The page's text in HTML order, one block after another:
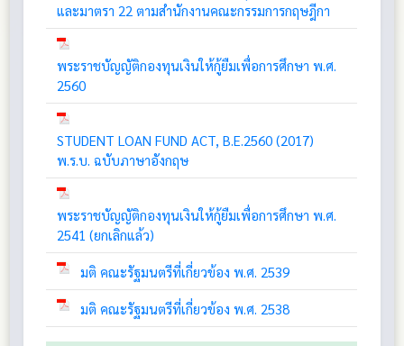
และมาตรา 22 ตามสำนักงานคณะกรรมการกฤษฎีกา
พระราชบัญญัติกองทุนเงินให้กู้ยืมเพื่อการศึกษา พ.ศ.
2560
STUDENT LOAN FUND ACT, B.E.2560 (2017)
พ.ร.บ. ฉบับภาษาอังกฤษ
พระราชบัญญัติกองทุนเงินให้กู้ยืมเพื่อการศึกษา พ.ศ.
2541 (ยกเลิกแล้ว)
มติ คณะรัฐมนตรีที่เกี่ยวข้อง พ.ศ. 2539
มติ คณะรัฐมนตรีที่เกี่ยวข้อง พ.ศ. 2538